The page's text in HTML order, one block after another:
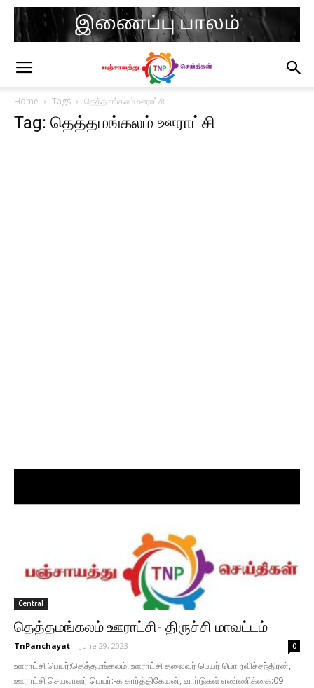
Home Tags தெத்தமங்கலம் ஊராட்சி
Tag: தெத்தமங்கலம் ஊராட்சி
Central
தெத்தமங்கலம் ஊராட்சி- திருச்சி மாவட்டம்
TnPanchayat - June 29, 2023 0
ஊராட்சி பெயர்:தெத்தமங்கலம், ஊராட்சி தலைவர் பெயர்:பொ ரவிச்சந்திரன்,
ஊராட்சி செயலாளர் பெயர்:-க கார்த்திகேயன், வார்டுகள் எண்ணிக்கை:09